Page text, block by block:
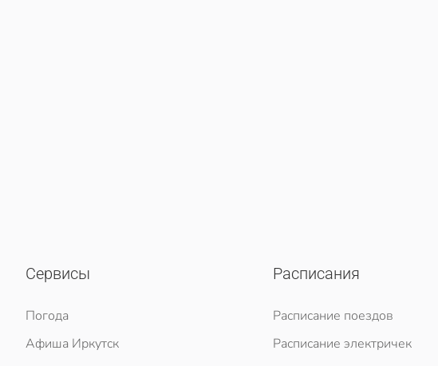
Сервисы
Погода
Афиша Иркутск
Расписания
Расписание поездов
Расписание электричек